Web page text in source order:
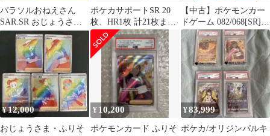
パラソルおねえさん
SAR.SR おじょうさま
SR ふりそでSR 4枚セッ
ポケカサポートSR 20
枚、HR1枚 計21枚まと
め売り
【中古】ポケモンカー
ドゲーム 082/068[SR]：
(キラ)ふりそで
¥12,000
おじょうさま・ふりそ
¥ 10,200
ポケモンカード ふりそ
¥83,999
ポケカ/オリジンパルキ